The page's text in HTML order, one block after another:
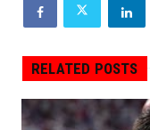
RELATED POSTS